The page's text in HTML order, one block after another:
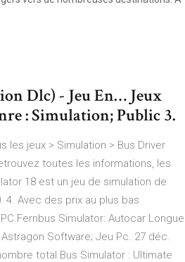
Dlc) - Jeu En… Jeux
: Simulation; Public 3.
les jeux > Simulation > Bus Driver
toutes les informations, les
18 est un jeu de simulation de
Avec des prix au plus bas
Fernbus Simulator: Autocar Longue
Software; Jeu Pc. 27 déc.
total Bus Simulator : Ultimate